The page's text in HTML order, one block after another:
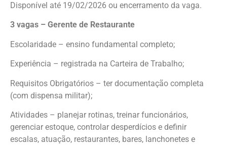
Disponível até 19/02/2026 ou encerramento da vaga.
3 vagas – Gerente de Restaurante
Escolaridade – ensino fundamental completo;
Experiência – registrada na Carteira de Trabalho;
Requisitos Obrigatórios – ter documentação completa
(com dispensa militar);
Atividades – planejar rotinas, treinar funcionários,
gerenciar estoque, controlar desperdícios e definir
escalas, atuação, restaurantes, bares, lanchonetes e